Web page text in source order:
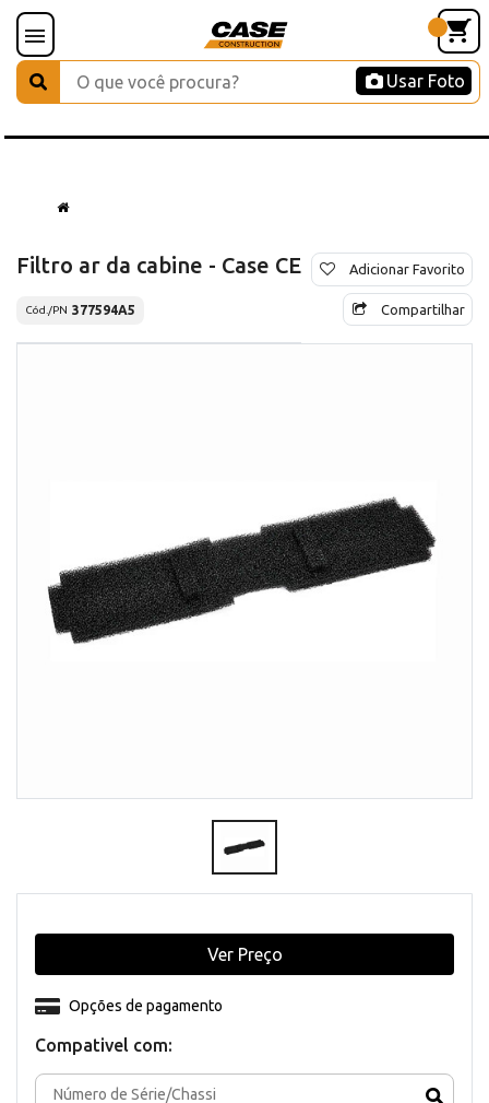
Usar Foto
Filtro ar da cabine - Case CE
Cód./PN 377594A5
Adicionar Favorito
Compartilhar
Compativel com:
Opções de pagamento
Ver Preço